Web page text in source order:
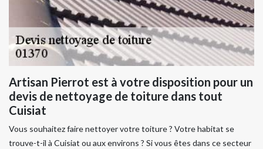
Artisan Pierrot est à votre disposition pour un
devis de nettoyage de toiture dans tout
Cuisiat
Vous souhaitez faire nettoyer votre toiture ? Votre habitat se
trouve-t-il à Cuisiat ou aux environs ? Si vous êtes dans ce secteur